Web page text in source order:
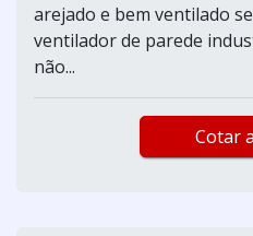
arejado e bem ventilado
ventilador de parede
não...
Cotar